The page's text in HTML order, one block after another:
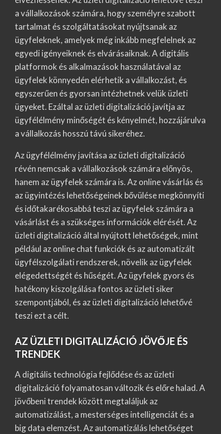
a vállalkozások számára, hogy személyre szabott
tartalmat és szolgáltatásokat nyújtsanak az
ügyfeleknek, amelyek még inkább megfelelnek az
egyedi igényeiknek és elvárásaiknak. A digitális
platformok és alkalmazások használatával az
ügyfelek könnyedén elérhetik a vállalkozást, és
egyszerűen és gyorsan intézhetnek velük üzleti
ügyeket. Ezáltal az üzleti digitalizáció javítja az
ügyfélélmény minőségét és kényelmét, hozzájárulva
a vállalkozás hosszú távú sikeréhez.
Az ügyfélélmény javítása az üzleti digitalizáció
révén nemcsak a vállalkozások számára előnyös,
hanem az ügyfelek számára is. Az online vásárlás és
az ügyintézés lehetőségeinek bővülése megkönnyíti
és időtakarékosabbá teszi az ügyfelek számára a
vásárlást és a szükséges információk elérését. Az
üzleti digitalizáció által nyújtott lehetőségek, mint
például az online chat funkciók és az automatizált
ügyfélszolgálati rendszerek, növelik az ügyfelek
elégedettségét és hűségét. Az ügyfelek gyors és
hatékony kiszolgálása fontos az üzleti siker
szempontjából, és az üzleti digitalizáció lehetővé
teszi ezt a célt.
AZ ÜZLETI DIGITALIZÁCIÓ JÖVŐJE ÉS
TRENDEK
A digitális technológia fejlődése és az üzleti
digitalizáció folyamatosan változik és előre halad. A
jövőbeni trendek között megtaláljuk az
automatizálást, a mesterséges intelligenciát és a
big data elemzést. Az automatizálás lehetőséget